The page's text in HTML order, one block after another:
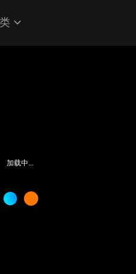
加载中...